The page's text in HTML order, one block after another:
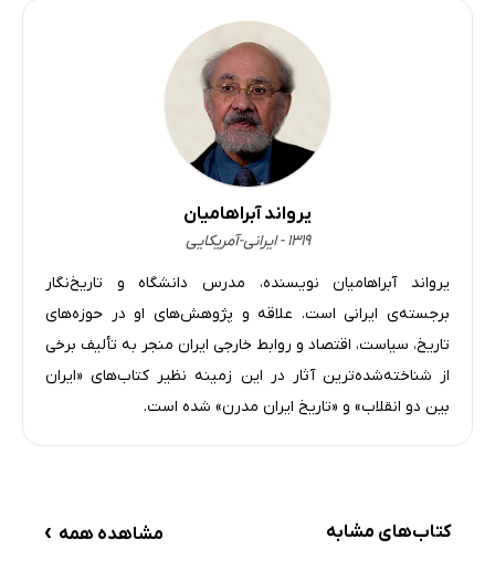
یرواند آبراهامیان
۱۳۱۹ - ایرانی-آمریکایی
یرواند آبراهامیان نویسنده، مدرس دانشگاه و تاریخ‌نگار
برجسته‌ی ایرانی است. علاقه و پژوهش‌های او در حوزه‌های
تاریخ، سیاست، اقتصاد و روابط خارجی ایران منجر به تألیف برخی
از شناخته‌شده‌ترین آثار در این زمینه نظیر کتاب‌های «ایران
بین دو انقلاب» و «تاریخ ایران مدرن» شده است.
کتاب‌های مشابه مشاهده همه ›